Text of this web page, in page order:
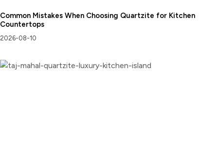
Common Mistakes When Choosing Quartzite for Kitchen
Countertops
2026-08-10